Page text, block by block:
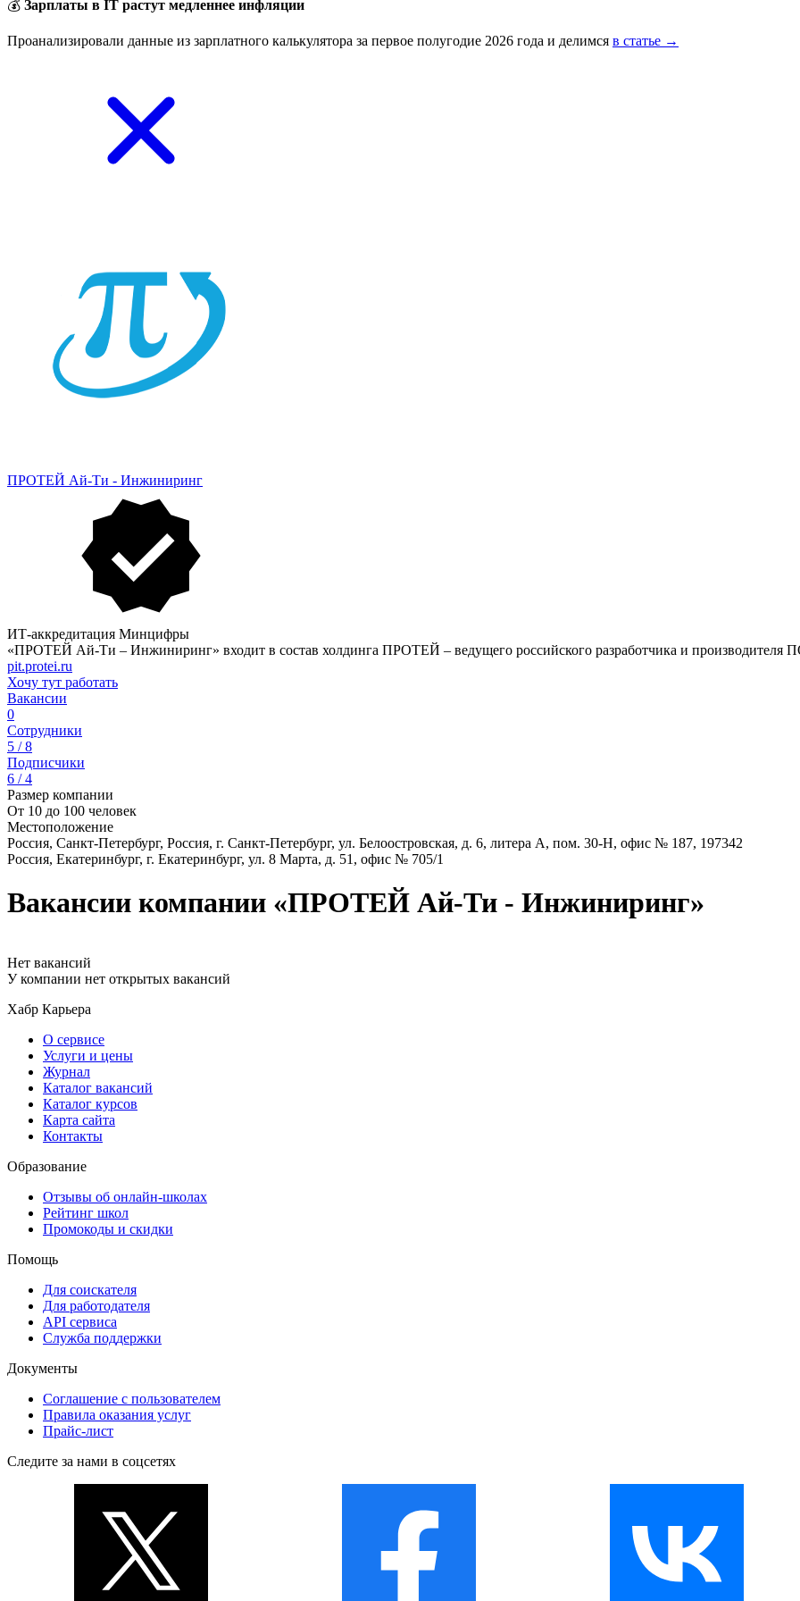
💰 Зарплаты в IT растут медленнее инфляции
Проанализировали данные из зарплатного калькулятора за первое полугодие 2026 года и делимся в статье →
ПРОТЕЙ Ай-Ти - Инжиниринг
ИТ-аккредитация Минцифры
«ПРОТЕЙ Ай-Ти – Инжиниринг» входит в состав холдинга ПРОТЕЙ – ведущего российского разработчика и производителя
pit.protei.ru
Хочу тут работать
Вакансии
0
Сотрудники
5 / 8
Подписчики
6 / 4
Размер компании
От 10 до 100 человек
Местоположение
Россия, Санкт-Петербург, Россия, г. Санкт-Петербург, ул. Белоостровская, д. 6, литера А, пом. 30-Н, офис № 187, 197342
Россия, Екатеринбург, г. Екатеринбург, ул. 8 Марта, д. 51, офис № 705/1
Вакансии компании «ПРОТЕЙ Ай-Ти - Инжиниринг»
Нет вакансий
У компании нет открытых вакансий
Хабр Карьера
О сервисе
Услуги и цены
Журнал
Каталог вакансий
Каталог курсов
Карта сайта
Контакты
Образование
Отзывы об онлайн-школах
Рейтинг школ
Промокоды и скидки
Помощь
Для соискателя
Для работодателя
API сервиса
Служба поддержки
Документы
Соглашение с пользователем
Правила оказания услуг
Прайс-лист
Следите за нами в соцсетях